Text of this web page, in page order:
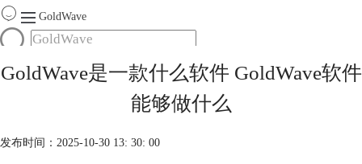
GoldWave
产品
GoldWave是一款什么软件 GoldWave软件
能够做什么
发布时间：2025-10-30 13: 30: 00